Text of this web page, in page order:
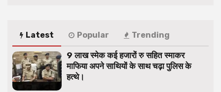
Latest Popular Trending
9 लाख स्मेक कई हजारों रु सहित स्माकर
माफिया अपने साथियों के साथ चढ़ा पुलिस के
हत्थे।